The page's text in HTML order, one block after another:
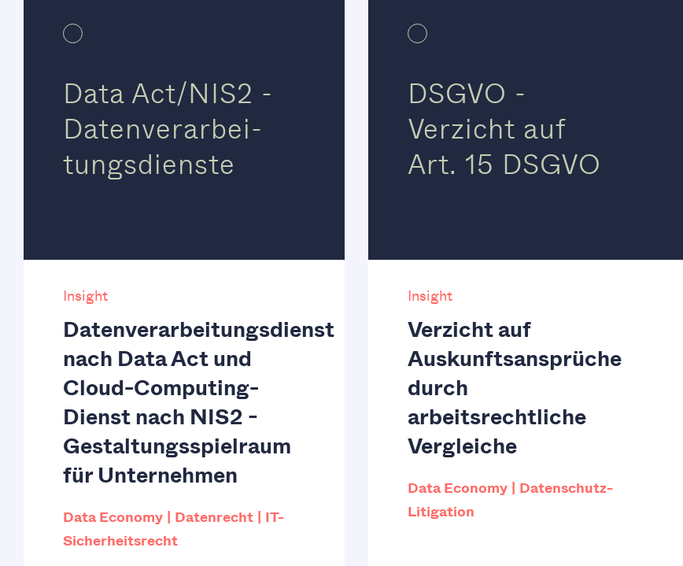
Data Act/NIS2 -
Datenverarbei-
tungsdienste
Insight
Datenverarbeitungsdienst
nach Data Act und
Cloud-Computing-
Dienst nach NIS2 -
Gestaltungsspielraum
für Unternehmen
Data Economy Datenrecht
IT-
Sicherheitsrecht
DSGVO -
Verzicht auf
Art. 15 DSGVO
Insight
Verzicht auf
Auskunftsansprüche
durch
arbeitsrechtliche
Vergleiche
Data Economy
Datenschutz-
Litigation